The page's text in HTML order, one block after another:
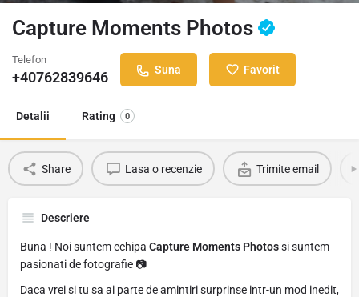
Capture Moments Photos
Telefon
+40762839646 Suna Favorit
Detalii Rating 0
Share Lasa o recenzie Trimite email
Descriere
Buna ! Noi suntem echipa Capture Moments Photossi suntem
pasionati de fotografie 📷
Daca vrei si tu sa ai parte de amintiri surprinse intr-un mod inedit,